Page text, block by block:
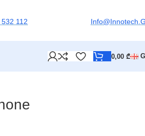
112
0,00₾